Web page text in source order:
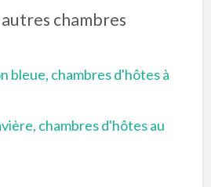
chambres
bleue, chambres d'hôtes à
chambres d'hôtes au